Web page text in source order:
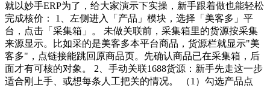
就以妙手ERP为了，给大家演示下实操，新手跟着做也能轻松
完成核价： 1、左侧进入「产品」模块，选择「美客多」平
台，点击「采集箱」。 未做关联前，采集箱里的货源按采集
来源显示。比如采的是美客多本平台商品，货源栏就显示"美
客多"，点链接能跳回原商品页。先确认商品已在采集箱，后
面才有可核的对象。 2、手动关联1688货源：新手先走这一步
适合刚上手、或想每条人工把关的情况。 （1）勾选产品点